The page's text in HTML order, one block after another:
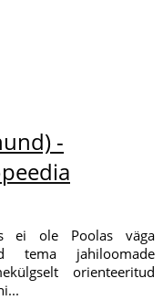
-
ei ole Poolas väga
tema jahiloomade
orienteeritud